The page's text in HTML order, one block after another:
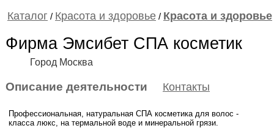
Каталог / Красота и здоровье / Красота и здоровье
Фирма Эмсибет СПА косметик
Город Москва
Описание деятельности Контакты
Профессиональная, натуральная СПА косметика для волос -
класса люкс, на термальной воде и минеральной грязи.